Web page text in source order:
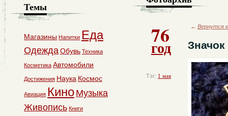
76
год
Тэг: 1 мая
← Вернутся
Темы
Магазины Напитки Еда
ОдеждаОбувь Техника
Косметика Автомобили
Достижения Наука Космос
Авиация Кино Музыка
Живопись Книги